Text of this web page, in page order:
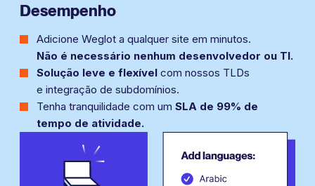
Desempenho
Adicione Weglot a qualquer site em minutos.
Não é necessário nenhum desenvolvedor ou TI.
Solução leve e flexível com nossos TLDs
e integração de subdomínios.
Tenha tranquilidade com um SLA de 99% de
tempo de atividade.